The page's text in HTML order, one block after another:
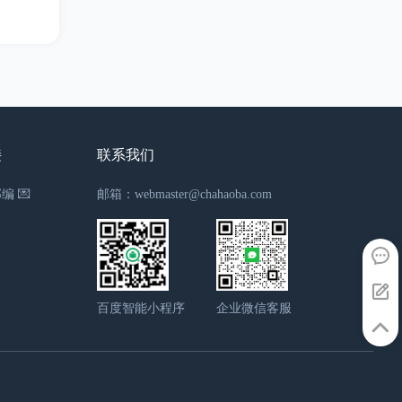
💌
联系我们
邮箱：webmaster@chahaoba.com
百度智能小程序 企业微信客服